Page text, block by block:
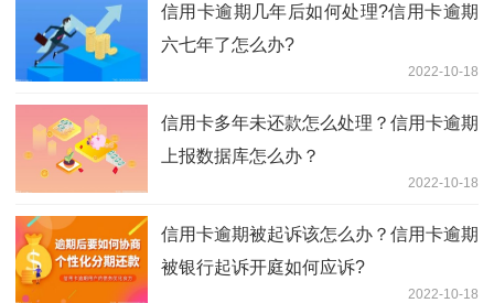
信用卡逾期几年后如何处理?信用卡逾期
六七年了怎么办?
2022-10-18
信用卡多年未还款怎么处理？信用卡逾期
上报数据库怎么办？
2022-10-18
信用卡逾期被起诉该怎么办？信用卡逾期
被银行起诉开庭如何应诉?
2022-10-18